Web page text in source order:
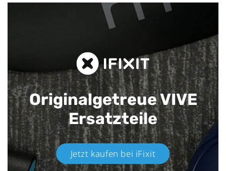
Originalgetreue VIVE
Ersatzteile
Jetzt kaufen bei iFixit​